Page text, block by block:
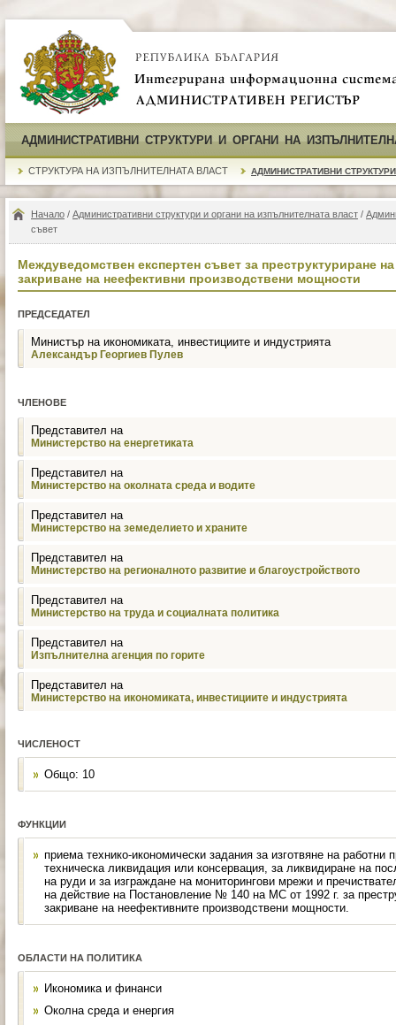
АДМИНИСТРАТИВНИ СТРУКТУРИ И ОРГАНИ НА
СТРУКТУРА НА ИЗПЪЛНИТЕЛНАТА ВЛАСТ АДМИНИСТРАТИВНИ СТРУКТУРИ
Начало / Административни структури и органи на изпълнителната власт /
съвет
Междуведомствен експертен съвет за преструктуриране
закриване на неефективни производствени мощности
ПРЕДСЕДАТЕЛ
Министър на икономиката, инвестициите и индустрията
Александър Георгиев Пулев
ЧЛЕНОВЕ
Представител на
Министерство на енергетиката
Представител на
Министерство на околната среда и водите
Представител на
Министерство на земеделието и храните
Представител на
Министерство на регионалното развитие и благоустройството
Представител на
Министерство на труда и социалната политика
Представител на
Изпълнителна агенция по горите
Представител на
Министерство на икономиката, инвестициите и индустрията
ЧИСЛЕНОСТ
Общо: 10
ФУНКЦИИ
приема технико-икономически задания за изготвяне на работни
техническа ликвидация или консервация, за ликвидиране на
на руди и за изграждане на мониторингови мрежи и
на действие на Постановление № 140 на МС от 1992 г. за
закриване на неефективните производствени мощности.
ОБЛАСТИ НА ПОЛИТИКА
Икономика и финанси
Околна среда и енергия